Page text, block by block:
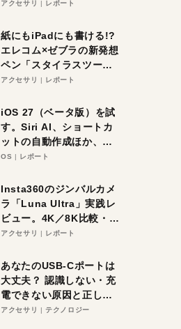
を検証。超コスパの1本を
アクセサリ レポート
紙にもiPadにも書ける!?
エレコム×ゼブラの新発想
ペン「スタイラスツーウ
ェイ」レビュー。持ち替
アクセサリ レポート
iOS 27（ベータ版）を試
す。Siri AI、ショートカ
ットの自動作成ほか、期
待大の便利機能5選。
る未来はすぐそこ！
OS レポート
Insta360のジンバルカメ
ラ「Luna Ultra」実践レ
ビュー。4K／8K比較・ズ
ーム・夜間撮影をチェッ
アクセサリ レポート
あなたのUSB-Cポートは
大丈夫？ 認識しない・充
電できない原因と正しい
対策
アクセサリ テクノロジー